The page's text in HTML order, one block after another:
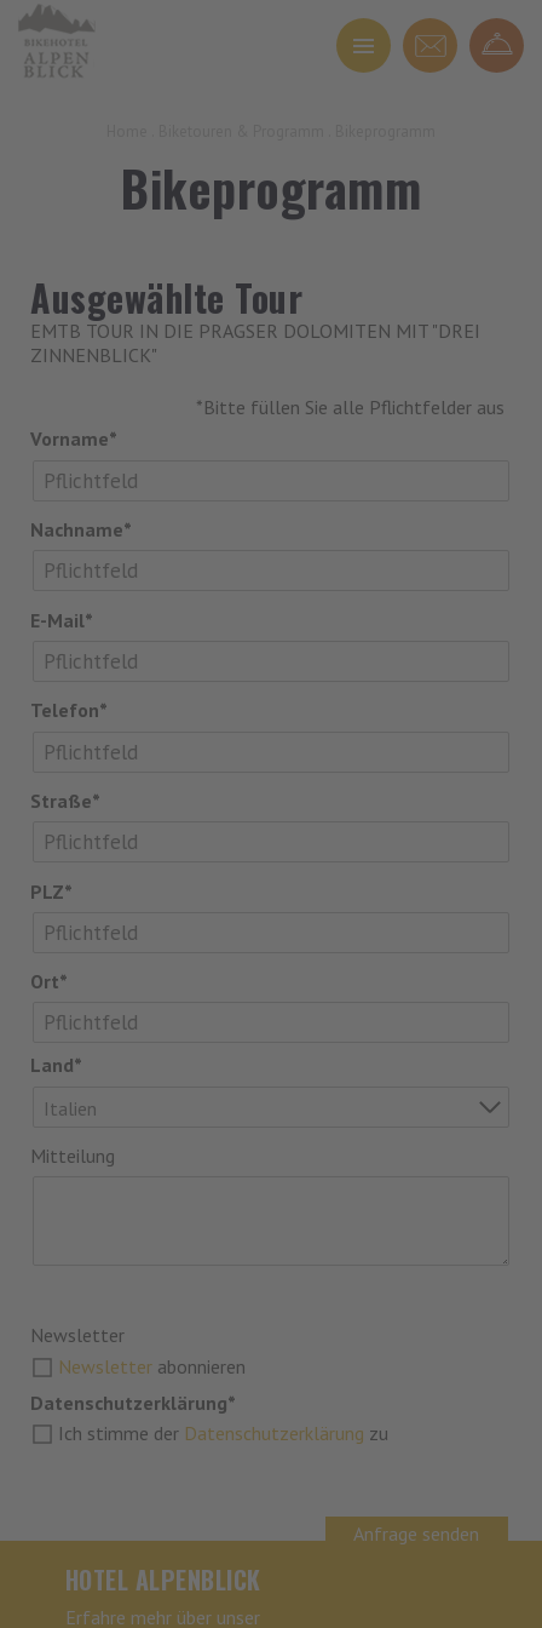
Bikeprogramm
Ausgewählte Tour
EMTB TOUR IN DIE PRAGSER DOLOMITEN MIT "DREI
ZINNENBLICK"
*Bitte füllen Sie alle Pflichtfelder aus
Vorname*
Nachname*
E-Mail*
Telefon*
Straße*
PLZ*
Ort*
Land*
Italien
Mitteilung
Newsletter
Newsletter abonnieren
Datenschutzerklärung*
Ich stimme der Datenschutzerklärung zu
Anfrage senden
HOTEL ALPENBLICK
Erfahre mehr über unser